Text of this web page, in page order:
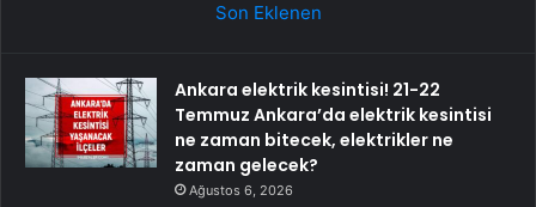
Son Eklenen
Ankara elektrik kesintisi! 21-22
Temmuz Ankara’da elektrik kesintisi
ne zaman bitecek, elektrikler ne
zaman gelecek?
Ağustos 6, 2026